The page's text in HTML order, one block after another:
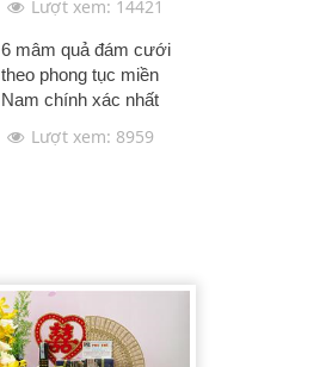
Lượt xem: 14421
6 mâm quả đám cưới
theo phong tục miền
Nam chính xác nhất
Lượt xem: 8959